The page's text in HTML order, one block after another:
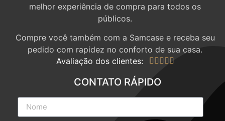
melhor experiência de compra para todos os
públicos.
Compre você também com a Samcase e receba seu
pedido com rapidez no conforto de sua casa.
Avaliação dos clientes:
    
CONTATO RÁPIDO